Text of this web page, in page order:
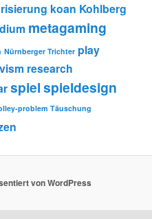
koan Kohlberg
metagaming
Nürnberger Trichter play
research
spielspieldesign
problem Täuschung
von WordPress